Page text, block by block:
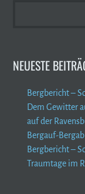
NEUESTE
Bergbericht –
Dem Gewitter
auf der
Bergauf-
Bergbericht –
Traumtage im